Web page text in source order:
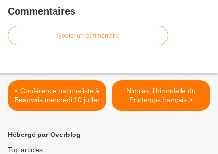
Commentaires
Ajouter un commentaire
< Conférence nationaliste à
Beauvais mercredi 10 juillet
Nicolas, l’hirondelle du
Printemps français >
Hébergé par Overblog
Top articles